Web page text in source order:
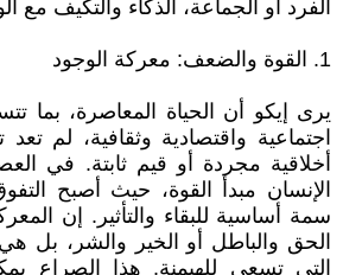
الفرد أو الجماعة، الذكاء والتكيف مع
1. القوة والضعف: معركة الوجود
يرى إيكو أن الحياة المعاصرة، بما
اجتماعية واقتصادية وثقافية، لم
أخلاقية مجردة أو قيم ثابتة. في
الإنسان مبدأ القوة، حيث أصبح
سمة أساسية للبقاء والتأثير. إن
الحق والباطل أو الخير والشر، بل
التي تسعى للهيمنة. هذا الصراع